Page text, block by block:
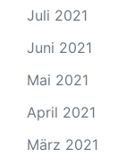
Juli 2021
Juni 2021
Mai 2021
April 2021
März 2021